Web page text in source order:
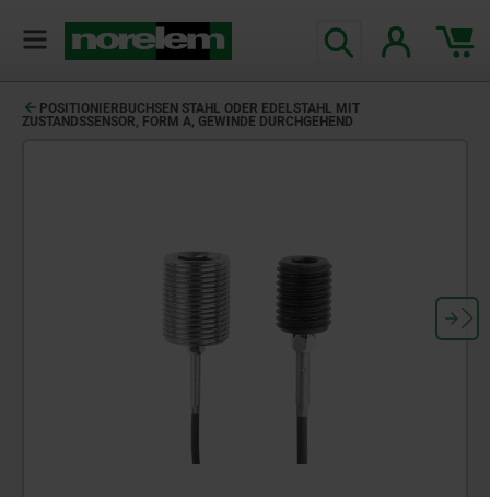
POSITIONIERBUCHSEN STAHL ODER EDELSTAHL MIT
ZUSTANDSSENSOR, FORM A, GEWINDE DURCHGEHEND